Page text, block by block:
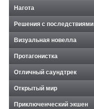
Нагота
Решения с последствиями
Визуальная новелла
Протагонистка
Отличный саундтрек
Открытый мир
Приключенческий экшен